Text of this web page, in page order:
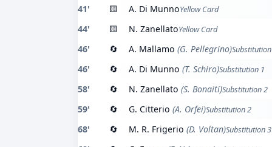
41' 🟨 A. Di MunnoYellow Card
44' 🟨 N. ZanellatoYellow Card
46' 🔄 A. Mallamo (G. Pellegrino)
46' 🔄 A. Di Munno (T. Schiro)Substitution 1
58' 🔄 N. Zanellato (S. Bonaiti)Substitution 2
59' 🔄 G. Citterio (A. Orfei)Substitution 2
68' 🔄 M. R. Frigerio (D. Voltan)Substitution 3